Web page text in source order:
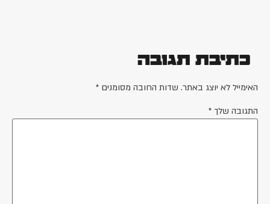
כתיבת תגובה
האימייל לא יוצג באתר. שדות החובה מסומנים *
התגובה שלך *